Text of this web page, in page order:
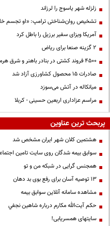
زلزله شهر یاسوج را لرزاند
تشخیص روان‌شناختی ترامپ: «او تجسم
آمریکا ویزای سفیر برزیل را باطل کرد
۲ گزینه صنعا برای ریاض
۴۵۰۰ فروند کشتی در بنادر باهنر و شرق هرمزگان پهلو گرفتند
صادرات ۱۵ محصول کشاورزی آزاد شد
میانکاله در آتش می‌سوزد
مراسم عزاداری اربعین حسینی - کربلا
پربحث ترین عناوین
هشتمین کلان شهر ایران مشخص شد
سوابق بیمه شدگان روی سایت تامین
همجنس گرایی در شبکه من و تو
13 توصیه آسان برای رفع بوی بد دهان
مشاهده سامانه آنلاين سوابق بیمه
حكم آيت‌الله مكارم درباره شاهين نجفي
سایتهای همسریابی!